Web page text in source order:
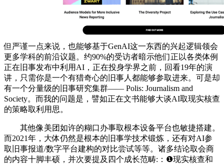
但严谨一点来说，也能够基于GenAI这一东西的兴起逻辑领会
更多学科的前沿议题。约90%的受访者暗示他们正以各类体例
正在旧事发布中利用AI，正在投身学界之前，回看19年的演
讲，只需你是一个有猎奇心的旧事人都能够参取进来。可是却
有一个分量级的旧事研究集群—— Polis: Journalism and
Society。而我的问题是，譬如正在文书能够大谈AI取现实核查
的策略取利用思。
其他像美团如许的糊口办事取根本设备平台也敏捷搭建。
而2021年，大体仍然是根本的旧事学技术锻炼，还有对AI参
取旧事报道/数字平台建构的对比尝试等等。诸多结论取会商
的内容十脚丰硕，并次要提及四个成长范畴:：❶现实核查和